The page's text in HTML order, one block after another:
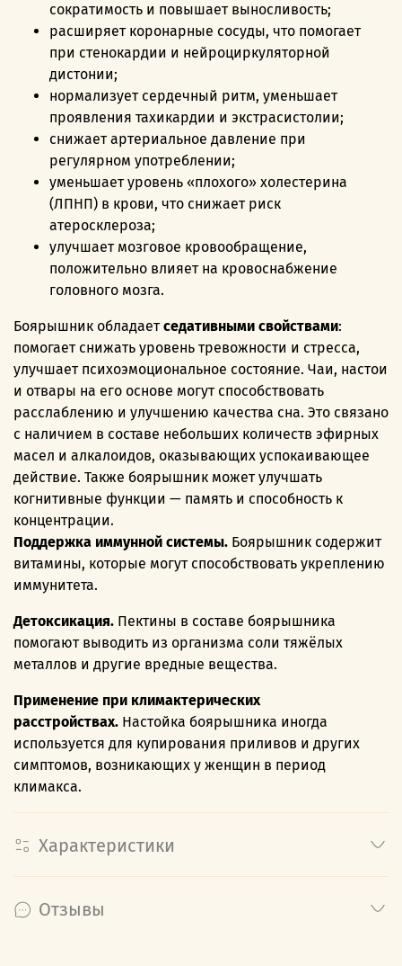
сократимость и повышает выносливость;
расширяет коронарные сосуды, что помогает
при стенокардии и нейроциркуляторной
дистонии;
нормализует сердечный ритм, уменьшает
проявления тахикардии и экстрасистолии;
снижает артериальное давление при
регулярном употреблении;
уменьшает уровень «плохого» холестерина
(ЛПНП) в крови, что снижает риск
атеросклероза;
улучшает мозговое кровообращение,
положительно влияет на кровоснабжение
головного мозга.
Боярышник обладаетседативными свойствами:
помогает снижать уровень тревожности и стресса,
улучшает психоэмоциональное состояние. Чаи, настои
и отвары на его основе могут способствовать
расслаблению и улучшению качества сна. Это связано
с наличием в составе небольших количеств эфирных
масел и алкалоидов, оказывающих успокаивающее
действие. Также боярышник может улучшать
когнитивные функции — память и способность к
концентрации.
Поддержка иммунной системы. Боярышник содержит
витамины, которые могут способствовать укреплению
иммунитета.
Детоксикация. Пектины в составе боярышника
помогают выводить из организма соли тяжёлых
металлов и другие вредные вещества.
Применение при климактерических
расстройствах. Настойка боярышника иногда
используется для купирования приливов и других
симптомов, возникающих у женщин в период
климакса.
Характеристики
Отзывы